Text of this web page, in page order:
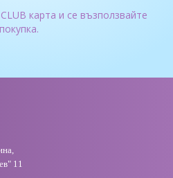
карта и се възползвайте
11